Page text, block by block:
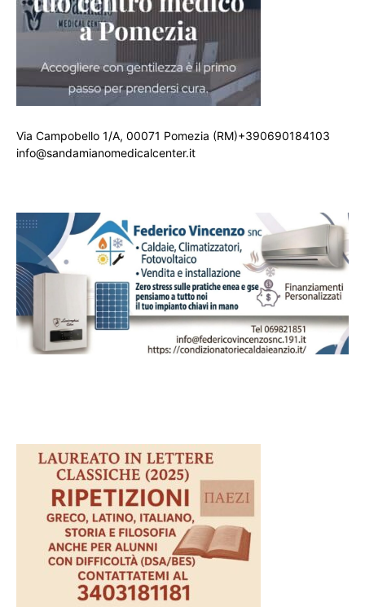
Via Campobello 1/A, 00071 Pomezia (RM)+390690184103
info@sandamianomedicalcenter.it